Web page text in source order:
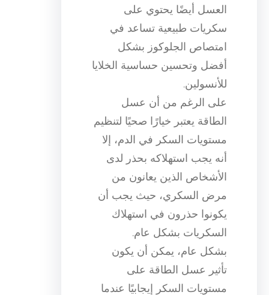
العسل أيضًا يحتوي على
سكريات طبيعية تساعد في
امتصاص الجلوكوز بشكل
أفضل وتحسين حساسية الخلايا
للأنسولين.
على الرغم من أن عسل
الطاقة يعتبر خيارًا صحيًا لتنظيم
مستويات السكر في الدم، إلا
أنه يجب استهلاكه بحذر لدى
الأشخاص الذين يعانون من
مرض السكري، حيث يجب أن
يكونوا حذرون في استهلاك
السكريات بشكل عام.
بشكل عام، يمكن أن يكون
تأثير عسل الطاقة على
مستويات السكر إيجابيًا عندما